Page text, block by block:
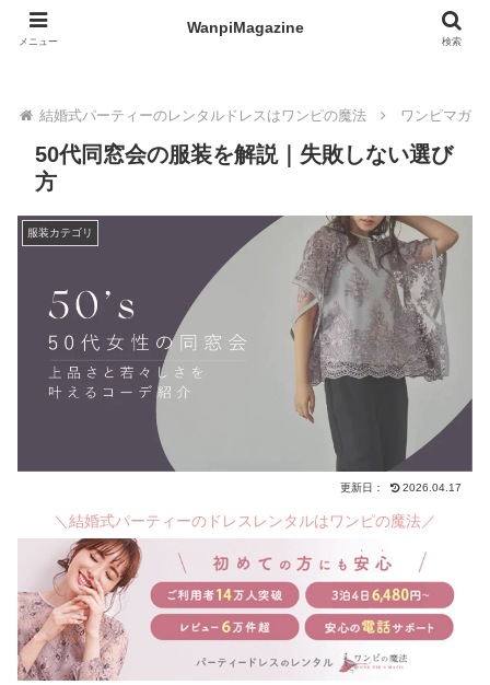
WanpiMagazine
結婚式パーティーのレンタルドレスはワンピの魔法 ワンピマガジ
50代同窓会の服装を解説｜失敗しない選び
方
服装カテゴリ
更新日： 2026.04.17
＼結婚式パーティーのドレスレンタルはワンピの魔法／
メニュー
WanpiMagazine
検索